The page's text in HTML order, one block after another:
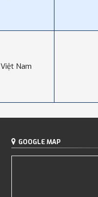
Việt Nam
GOOGLE MAP